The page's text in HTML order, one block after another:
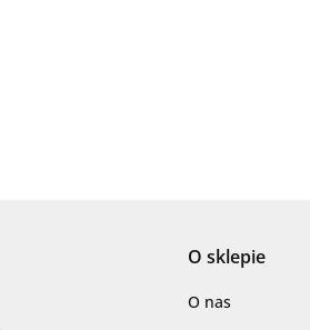
Barwolf
O sklepie
O nas